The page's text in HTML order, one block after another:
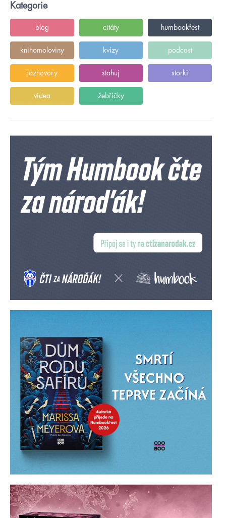
Kategorie
blog citáty humbookfest
knihomoloviny kvízy podcast
rozhovory stahuj storki
videa žebříčky